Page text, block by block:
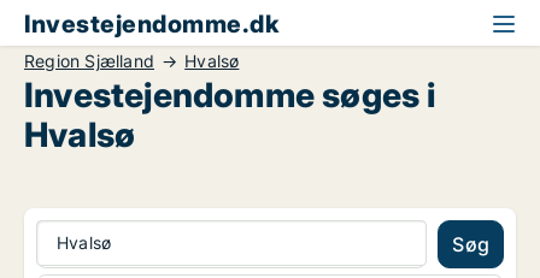
Investejendomme.dk
Region Sjælland Hvalsø
Investejendomme søges i
Hvalsø
Hvalsø Søg